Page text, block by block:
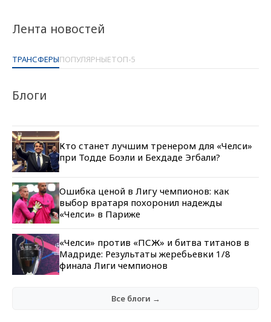
Лента новостей
ТРАНСФЕРЫПОПУЛЯРНЫЕТОП-5
Блоги
Кто станет лучшим тренером для «Челси»
при Тодде Боэли и Бехдаде Эгбали?
Ошибка ценой в Лигу чемпионов: как
выбор вратаря похоронил надежды
«Челси» в Париже
«Челси» против «ПСЖ» и битва титанов в
Мадриде: Результаты жеребьевки 1/8
финала Лиги чемпионов
Все блоги →